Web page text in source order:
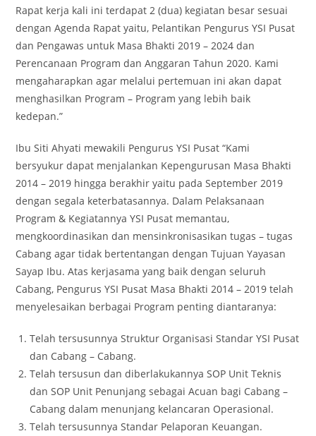
Rapat kerja kali ini terdapat 2 (dua) kegiatan besar sesuai
dengan Agenda Rapat yaitu, Pelantikan Pengurus YSI Pusat
dan Pengawas untuk Masa Bhakti 2019 – 2024 dan
Perencanaan Program dan Anggaran Tahun 2020. Kami
mengaharapkan agar melalui pertemuan ini akan dapat
menghasilkan Program – Program yang lebih baik
kedepan.”
Ibu Siti Ahyati mewakili Pengurus YSI Pusat “Kami
bersyukur dapat menjalankan Kepengurusan Masa Bhakti
2014 – 2019 hingga berakhir yaitu pada September 2019
dengan segala keterbatasannya. Dalam Pelaksanaan
Program & Kegiatannya YSI Pusat memantau,
mengkoordinasikan dan mensinkronisasikan tugas – tugas
Cabang agar tidak bertentangan dengan Tujuan Yayasan
Sayap Ibu. Atas kerjasama yang baik dengan seluruh
Cabang, Pengurus YSI Pusat Masa Bhakti 2014 – 2019 telah
menyelesaikan berbagai Program penting diantaranya:
Telah tersusunnya Struktur Organisasi Standar YSI Pusat
dan Cabang – Cabang.
Telah tersusun dan diberlakukannya SOP Unit Teknis
dan SOP Unit Penunjang sebagai Acuan bagi Cabang –
Cabang dalam menunjang kelancaran Operasional.
Telah tersusunnya Standar Pelaporan Keuangan.